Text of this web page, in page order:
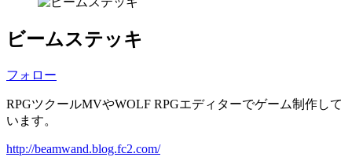
ビームステッキ
フォロー
RPGツクールMVやWOLF RPGエディターでゲーム制作して
います。
http://beamwand.blog.fc2.com/